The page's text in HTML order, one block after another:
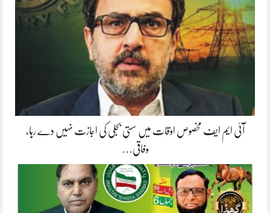
آئی ایم ایف مخصوص اوقات میں سستی بجلی کی اجازت نہیں دے رہا،
وفاقی…